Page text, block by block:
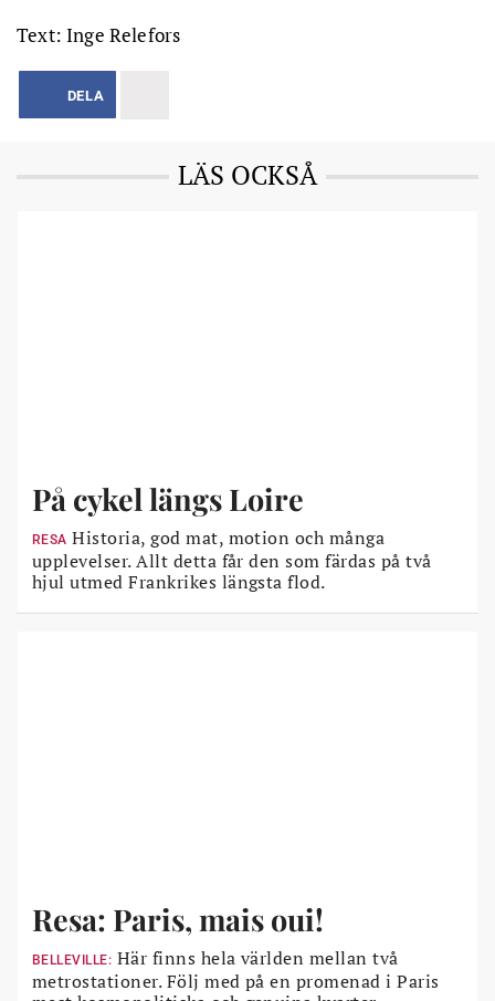
Text: Inge Relefors
DELA
LÄS OCKSÅ
På cykel längs Loire
RESA Historia, god mat, motion och många
upplevelser. Allt detta får den som färdas på två
hjul utmed Frankrikes längsta flod.
Resa: Paris, mais oui!
BELLEVILLE: Här finns hela världen mellan två
metrostationer. Följ med på en promenad i Paris